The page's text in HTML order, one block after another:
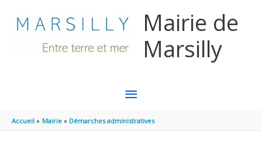
Mairie de
Marsilly
MENU
PRINCIPAL
Accueil Mairie Démarches administratives